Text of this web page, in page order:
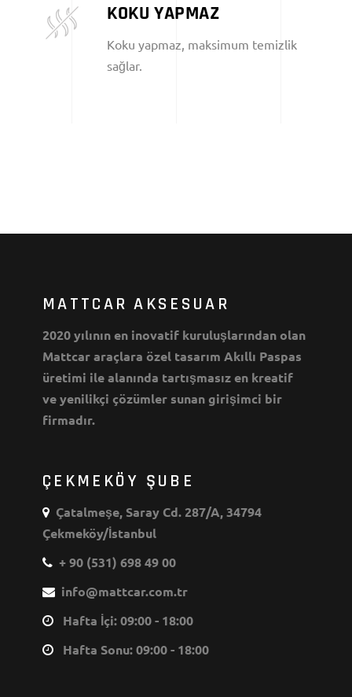
KOKU YAPMAZ
Koku yapmaz, maksimum temizlik
sağlar.
MATTCAR AKSESUAR
2020 yılının en inovatif kuruluşlarından olan
Mattcar araçlara özel tasarım Akıllı Paspas
üretimi ile alanında tartışmasız en kreatif
ve yenilikçi çözümler sunan girişimci bir
firmadır.
ÇEKMEKÖY ŞUBE
Çatalmeşe, Saray Cd. 287/A, 34794
Çekmeköy/İstanbul
+ 90 (531) 698 49 00
info@mattcar.com.tr
Hafta İçi: 09:00 - 18:00
Hafta Sonu: 09:00 - 18:00